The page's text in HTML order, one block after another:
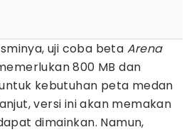
uji coba beta Arena
800 MB dan
kebutuhan peta medan
versi ini akan memakan
dimainkan. Namun,